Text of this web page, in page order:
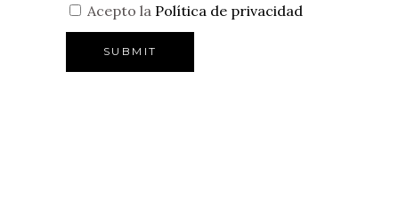
Acepto la Política de privacidad